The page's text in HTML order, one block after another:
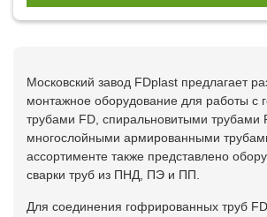
Московский завод FDplast предлагает
монтажное оборудование для работы с
трубами FD, спиральновитыми трубами
многослойными армированными
ассортименте также представлено
сварки труб из ПНД, ПЭ и ПП.
Для соединения гофрированных труб